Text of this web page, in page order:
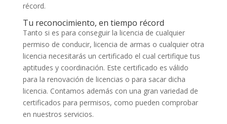
récord.
Tu reconocimiento, en tiempo récord
Tanto si es para conseguir la licencia de cualquier
permiso de conducir, licencia de armas o cualquier otra
licencia necesitarás un certificado el cual certifique tus
aptitudes y coordinación. Este certificado es válido
para la renovación de licencias o para sacar dicha
licencia. Contamos además con una gran variedad de
certificados para permisos, como pueden comprobar
en nuestros servicios.